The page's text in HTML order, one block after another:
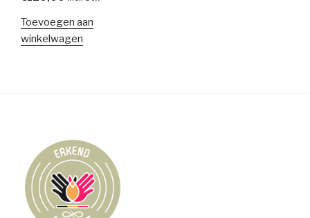
Toevoegen aan
winkelwagen